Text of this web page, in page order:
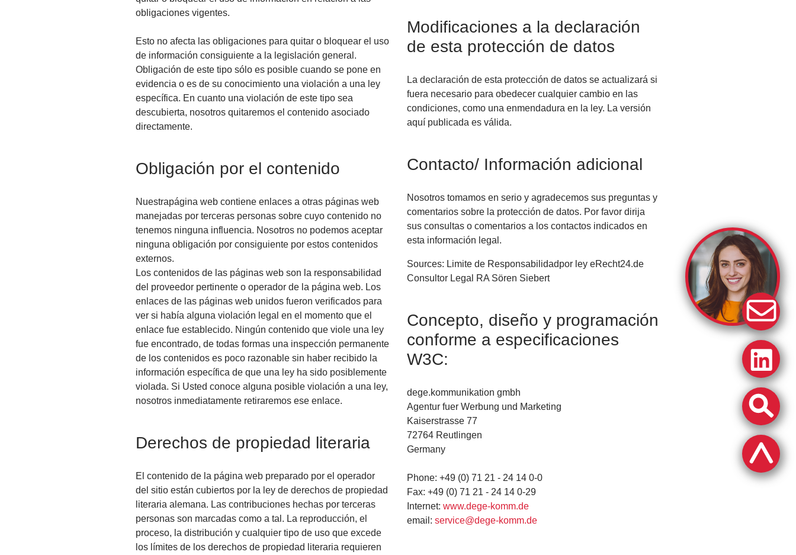
obligaciones vigentes.
Esto no afecta las obligaciones para quitar o bloquear el uso
de información consiguiente a la legislación general.
Obligación de este tipo sólo es posible cuando se pone en
evidencia o es de su conocimiento una violación a una ley
específica. En cuanto una violación de este tipo sea
descubierta, nosotros quitaremos el contenido asociado
directamente.
Obligación por el contenido
Nuestrapágina web contiene enlaces a otras páginas web
manejadas por terceras personas sobre cuyo contenido no
tenemos ninguna influencia. Nosotros no podemos aceptar
ninguna obligación por consiguiente por estos contenidos
externos.
Los contenidos de las páginas web son la responsabilidad
del proveedor pertinente o operador de la página web. Los
enlaces de las páginas web unidos fueron verificados para
ver si había alguna violación legal en el momento que el
enlace fue establecido. Ningún contenido que viole una ley
fue encontrado, de todas formas una inspección permanente
de los contenidos es poco razonable sin haber recibido la
información específica de que una ley ha sido posiblemente
violada. Si Usted conoce alguna posible violación a una ley,
nosotros inmediatamente retiraremos ese enlace.
Derechos de propiedad literaria
El contenido de la página web preparado por el operador
del sitio están cubiertos por la ley de derechos de propiedad
literaria alemana. Las contribuciones hechas por terceras
personas son marcadas como a tal. La reproducción, el
proceso, la distribución y cualquier tipo de uso que excede
los límites de los derechos de propiedad literaria requieren
Modificaciones a la declaración
de esta protección de datos
La declaración de esta protección de datos se actualizará si
fuera necesario para obedecer cualquier cambio en las
condiciones, como una enmendadura en la ley. La versión
aquí publicada es válida.
Contacto/ Información adicional
Nosotros tomamos en serio y agradecemos sus preguntas y
comentarios sobre la protección de datos. Por favor dirija
sus consultas o comentarios a los contactos indicados en
esta información legal.
Sources: Limite de Responsabilidadpor ley eRecht24.de
Consultor Legal RA Sören Siebert
Concepto, diseño y programación
conforme a especificaciones
W3C:
dege.kommunikation gmbh
Agentur fuer Werbung und Marketing
Kaiserstrasse 77
72764 Reutlingen
Germany
Phone: +49 (0) 71 21 - 24 14 0-0
Fax: +49 (0) 71 21 - 24 14 0-29
Internet: www.dege-komm.de
email: service@dege-komm.de